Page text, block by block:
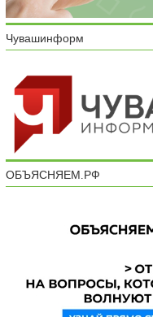
Чувашинформ
ОБЪЯСНЯЕМ.РФ